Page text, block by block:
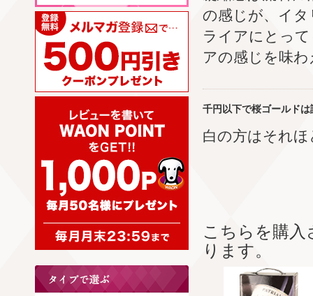
の感じが、イ
ライアにとっ
アの感じを味
千円以下で桜ゴールド
白の方はそれ
こちらを購
ります。